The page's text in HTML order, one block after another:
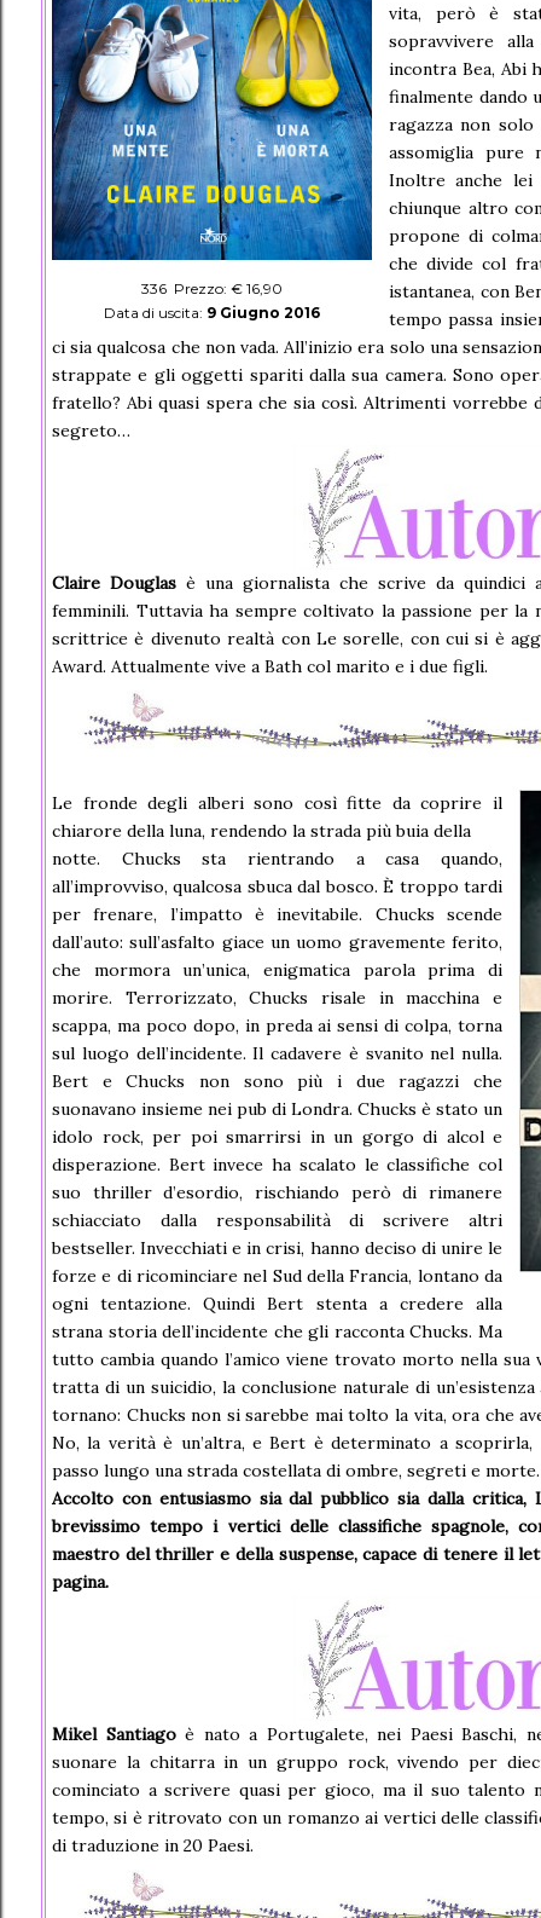
336 Prezzo: € 16,90
Data di uscita: 9 Giugno 2016
vita, però è
sopravvivere
incontra Bea, Abi
finalmente dando
ragazza non solo
assomiglia
Inoltre anche lei
chiunque altro
propone di
che divide col
istantanea, con
tempo passa
ci sia qualcosa che non vada. All’inizio era solo una
strappate e gli oggetti spariti dalla sua camera. Sono
fratello? Abi quasi spera che sia così. Altrimenti vorrebbe
segreto…
Claire Douglas è una giornalista che scrive da quindici
femminili. Tuttavia ha sempre coltivato la passione per
scrittrice è divenuto realtà con Le sorelle, con cui si è
Award. Attualmente vive a Bath col marito e i due figli.
Le fronde degli alberi sono così fitte da coprire il
chiarore della luna, rendendo la strada più buia della
notte. Chucks sta rientrando a casa quando,
all’improvviso, qualcosa sbuca dal bosco. È troppo tardi
per frenare, l’impatto è inevitabile. Chucks scende
dall’auto: sull’asfalto giace un uomo gravemente ferito,
che mormora un’unica, enigmatica parola prima di
morire. Terrorizzato, Chucks risale in macchina e
scappa, ma poco dopo, in preda ai sensi di colpa, torna
sul luogo dell’incidente. Il cadavere è svanito nel nulla.
Bert e Chucks non sono più i due ragazzi che
suonavano insieme nei pub di Londra. Chucks è stato un
idolo rock, per poi smarrirsi in un gorgo di alcol e
disperazione. Bert invece ha scalato le classifiche col
suo thriller d’esordio, rischiando però di rimanere
schiacciato dalla responsabilità di scrivere altri
bestseller. Invecchiati e in crisi, hanno deciso di unire le
forze e di ricominciare nel Sud della Francia, lontano da
ogni tentazione. Quindi Bert stenta a credere alla
strana storia dell’incidente che gli racconta Chucks. Ma
tutto cambia quando l’amico viene trovato morto nella
tratta di un suicidio, la conclusione naturale di
tornano: Chucks non si sarebbe mai tolto la vita, ora che
No, la verità è un’altra, e Bert è determinato a
passo lungo una strada costellata di ombre, segreti e
Accolto con entusiasmo sia dal pubblico sia dalla
brevissimo tempo i vertici delle classifiche spagnole,
maestro del thriller e della suspense, capace di tenere il
pagina.
Mikel Santiago è nato a Portugalete, nei Paesi Baschi,
suonare la chitarra in un gruppo rock, vivendo per
cominciato a scrivere quasi per gioco, ma il suo talento
tempo, si è ritrovato con un romanzo ai vertici delle
di traduzione in 20 Paesi.